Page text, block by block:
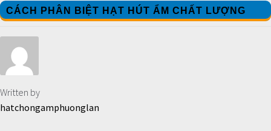
CÁCH PHÂN BIỆT HẠT HÚT ẨM CHẤT LƯỢNG
Written by
hatchongamphuonglan